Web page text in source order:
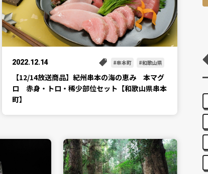
2022.12.14 串本町 和歌山県
【12/14放送商品】紀州串本の海の恵み 本マグ
ロ 赤身・トロ・稀少部位セット【和歌山県串本
町】